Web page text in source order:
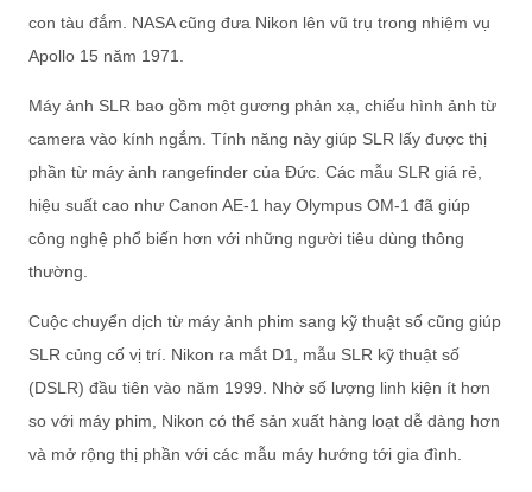
con tàu đắm. NASA cũng đưa Nikon lên vũ trụ trong nhiệm vụ
Apollo 15 năm 1971.
Máy ảnh SLR bao gồm một gương phản xạ, chiếu hình ảnh từ
camera vào kính ngắm. Tính năng này giúp SLR lấy được thị
phần từ máy ảnh rangefinder của Đức. Các mẫu SLR giá rẻ,
hiệu suất cao như Canon AE-1 hay Olympus OM-1 đã giúp
công nghệ phổ biến hơn với những người tiêu dùng thông
thường.
Cuộc chuyển dịch từ máy ảnh phim sang kỹ thuật số cũng giúp
SLR củng cố vị trí. Nikon ra mắt D1, mẫu SLR kỹ thuật số
(DSLR) đầu tiên vào năm 1999. Nhờ số lượng linh kiện ít hơn
so với máy phim, Nikon có thể sản xuất hàng loạt dễ dàng hơn
và mở rộng thị phần với các mẫu máy hướng tới gia đình.